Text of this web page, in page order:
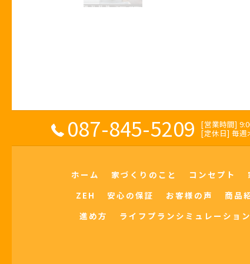
087-845-5209 [営業時間]
[定休日] 毎週
ホーム 家づくりのこと コンセプト
ZEH
安心の保証 お客様の声 商品
進め方
ライフプランシミュレーション